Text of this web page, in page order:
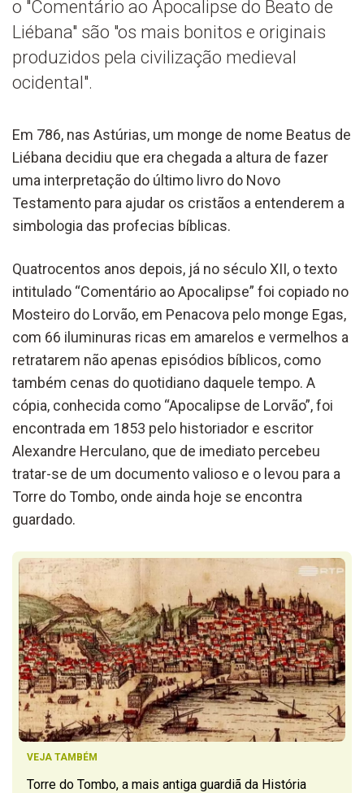
o "Comentário ao Apocalipse do Beato de
Liébana" são "os mais bonitos e originais
produzidos pela civilização medieval
ocidental".
Em 786, nas Astúrias, um monge de nome Beatus de
Liébana decidiu que era chegada a altura de fazer
uma interpretação do último livro do Novo
Testamento para ajudar os cristãos a entenderem a
simbologia das profecias bíblicas.
Quatrocentos anos depois, já no século XII, o texto
intitulado “Comentário ao Apocalipse” foi copiado no
Mosteiro do Lorvão, em Penacova pelo monge Egas,
com 66 iluminuras ricas em amarelos e vermelhos a
retratarem não apenas episódios bíblicos, como
também cenas do quotidiano daquele tempo. A
cópia, conhecida como “Apocalipse de Lorvão”, foi
encontrada em 1853 pelo historiador e escritor
Alexandre Herculano, que de imediato percebeu
tratar-se de um documento valioso e o levou para a
Torre do Tombo, onde ainda hoje se encontra
guardado.
VEJA TAMBÉM
Torre do Tombo, a mais antiga guardiã da História